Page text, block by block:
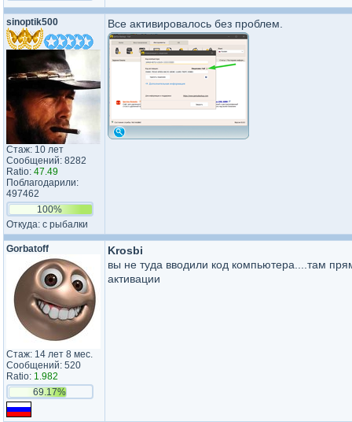
sinoptik500
Стаж: 10 лет
Сообщений: 8282
Ratio: 47.49
Поблагодарили:
497462
100%
Откуда: с рыбалки
Все активировалось без проблем.
Gorbatoff
Стаж: 14 лет 8 мес.
Сообщений: 520
Ratio: 1.982
69.17%
Krosbi
вы не туда вводили код компьютера....там
активации